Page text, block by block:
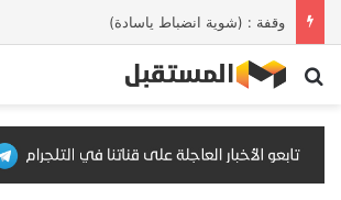
وقفة : (شوية انضباط ياسادة)
بحث عن